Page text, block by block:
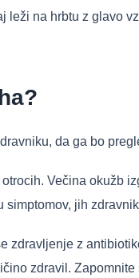
leži na hrbtu z glavo
da ga bo
Večina okužb
jih
z
zdravil.